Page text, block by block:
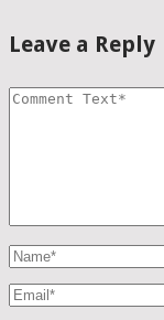
Leave a Reply